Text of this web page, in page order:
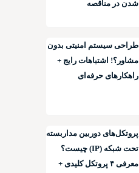
شدن در مناقصه
طراحی سیستم امنیتی بدون
مشاور؟! اشتباهات رایج +
راهکارهای حرفه‌ای
پروتکل‌های دوربین مداربسته
تحت شبکه (IP) چیست؟
معرفی ۴ پروتکل کلیدی +